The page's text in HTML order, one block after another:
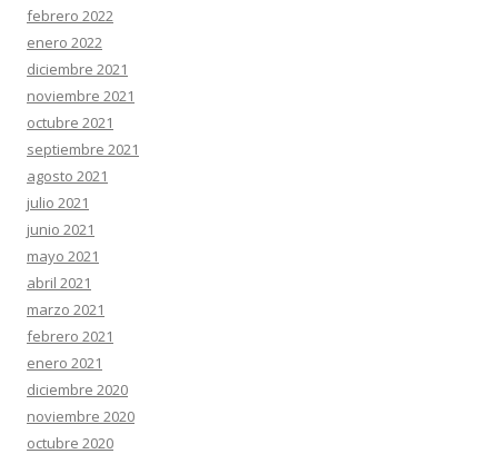
febrero 2022
enero 2022
diciembre 2021
noviembre 2021
octubre 2021
septiembre 2021
agosto 2021
julio 2021
junio 2021
mayo 2021
abril 2021
marzo 2021
febrero 2021
enero 2021
diciembre 2020
noviembre 2020
octubre 2020